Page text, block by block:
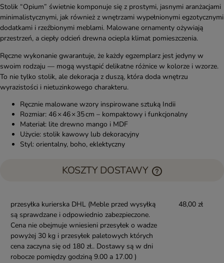
Stolik “Opium” świetnie komponuje się z prostymi, jasnymi aranżacjami
minimalistycznymi, jak również z wnętrzami wypełnionymi egzotycznymi
dodatkami i rzeźbionymi meblami. Malowane ornamenty ożywiają
przestrzeń, a ciepły odcień drewna ociepla klimat pomieszczenia.
Ręczne wykonanie gwarantuje, że każdy egzemplarz jest jedyny w
swoim rodzaju — mogą wystąpić delikatne różnice w kolorze i wzorze.
To nie tylko stolik, ale dekoracja z duszą, która doda wnętrzu
wyrazistości i nietuzinkowego charakteru.
Ręcznie malowane wzory inspirowane sztuką Indii
Rozmiar: 46 × 46 × 35 cm – kompaktowy i funkcjonalny
Materiał: lite drewno mango i MDF
Użycie: stolik kawowy lub dekoracyjny
Styl: orientalny, boho, eklektyczny
KOSZTY DOSTAWY
przesyłka kurierska DHL (Meble przed wysyłką
są sprawdzane i odpowiednio zabezpieczone.
Cena nie obejmuje wniesieni przesyłek o wadze
powyżej 30 kg i przesyłek paletowych których
cena zaczyna się od 180 zł.. Dostawy są w dni
robocze pomiędzy godziną 9.00 a 17.00 )
48,00 zł